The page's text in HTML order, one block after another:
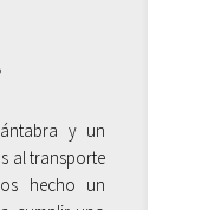
y un
al transporte
hecho un